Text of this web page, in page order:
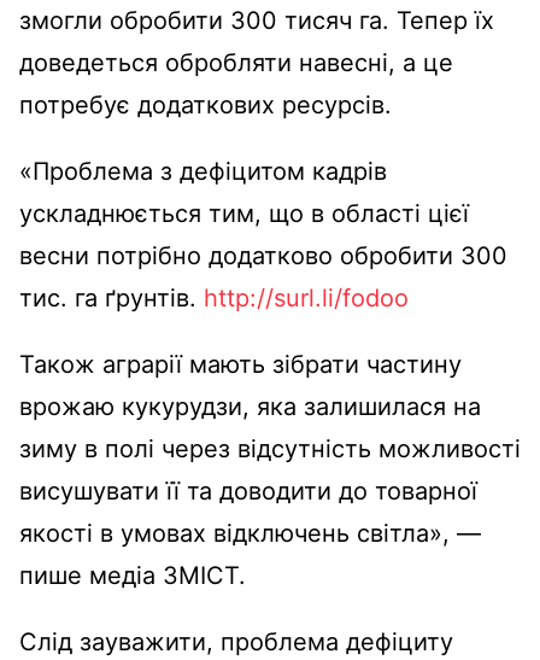
змогли обробити 300 тисяч га. Тепер їх
доведеться обробляти навесні, а це
потребує додаткових ресурсів.
«Проблема з дефіцитом кадрів
ускладнюється тим, що в області цієї
весни потрібно додатково обробити 300
тис. га ґрунтів. http://surl.li/fodoo
Також аграрії мають зібрати частину
врожаю кукурудзи, яка залишилася на
зиму в полі через відсутність можливості
висушувати її та доводити до товарної
якості в умовах відключень світла», —
пише медіа ЗМІСТ.
Слід зауважити, проблема дефіциту